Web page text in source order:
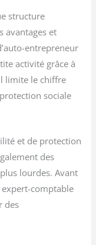
structure
avantages et
entrepreneur
activité grâce à
limite le chiffre
sociale
et de protection
des
lourdes. Avant
comptable
des